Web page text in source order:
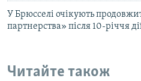
У Брюсселі очікують
партнерства» після 10-річчя
Читайте також